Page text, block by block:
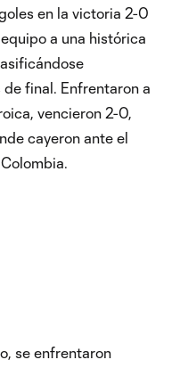
en la victoria 2-0
a una histórica
final. Enfrentaron a
vencieron 2-0,
cayeron ante el
se enfrentaron